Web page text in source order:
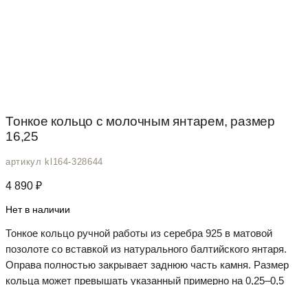
Тонкое кольцо с молочным янтарем, размер
16,25
артикул kl164-328644
4 890 ₽
Нет в наличии
Тонкое кольцо ручной работы из серебра 925 в матовой
позолоте со вставкой из натурального балтийского янтаря.
Оправа полностью закрывает заднюю часть камня. Размер
кольца может превышать указанный примерно на 0,25–0,5